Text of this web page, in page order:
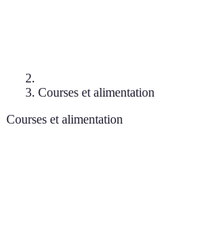
Courses et alimentation
Courses et alimentation